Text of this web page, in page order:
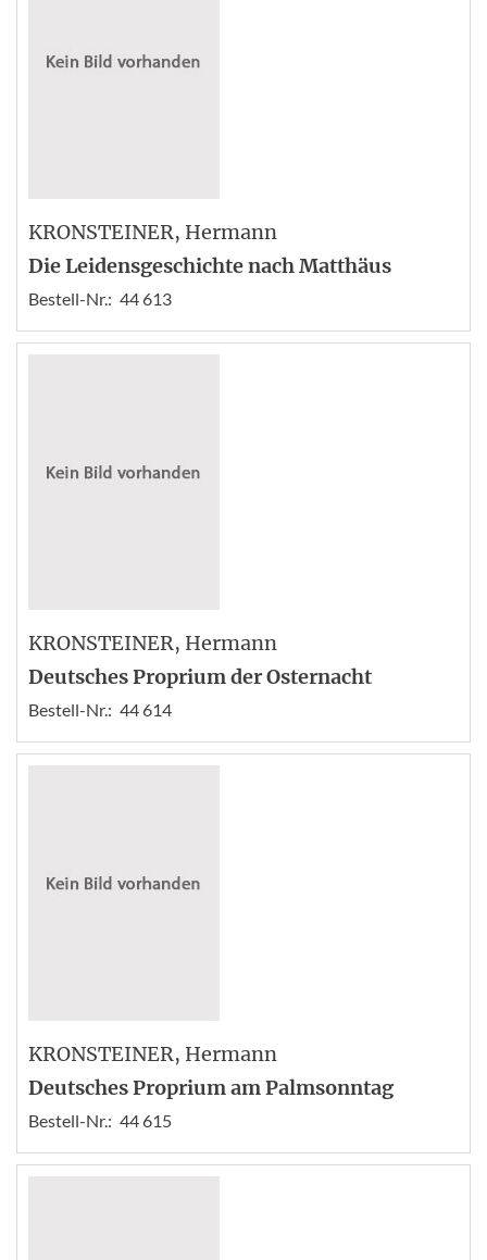
KRONSTEINER, Hermann
Die Leidensgeschichte nach Matthäus
Bestell-Nr.: 44 613
KRONSTEINER, Hermann
Deutsches Proprium der Osternacht
Bestell-Nr.: 44 614
KRONSTEINER, Hermann
Deutsches Proprium am Palmsonntag
Bestell-Nr.: 44 615